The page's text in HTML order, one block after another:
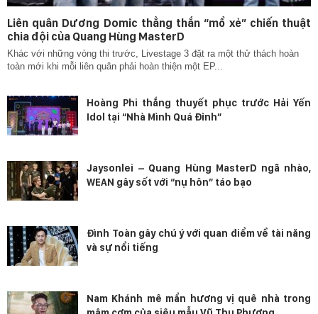
Liên quân Dương Domic thẳng thắn “mổ xẻ” chiến thuật
chia đội của Quang Hùng MasterD
Khác với những vòng thi trước, Livestage 3 đặt ra một thử thách hoàn
toàn mới khi mỗi liên quân phải hoàn thiện một EP...
Hoàng Phi thắng thuyết phục trước Hải Yến
Idol tại “Nhà Mình Quá Đỉnh”
Jaysonlei – Quang Hùng MasterD ngã nhào,
WEAN gây sốt với “nụ hôn” táo bạo
Đình Toàn gây chú ý với quan điểm về tài năng
và sự nổi tiếng
Nam Khánh mê mẩn hương vị quê nhà trong